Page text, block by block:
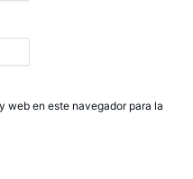
web en este navegador para la